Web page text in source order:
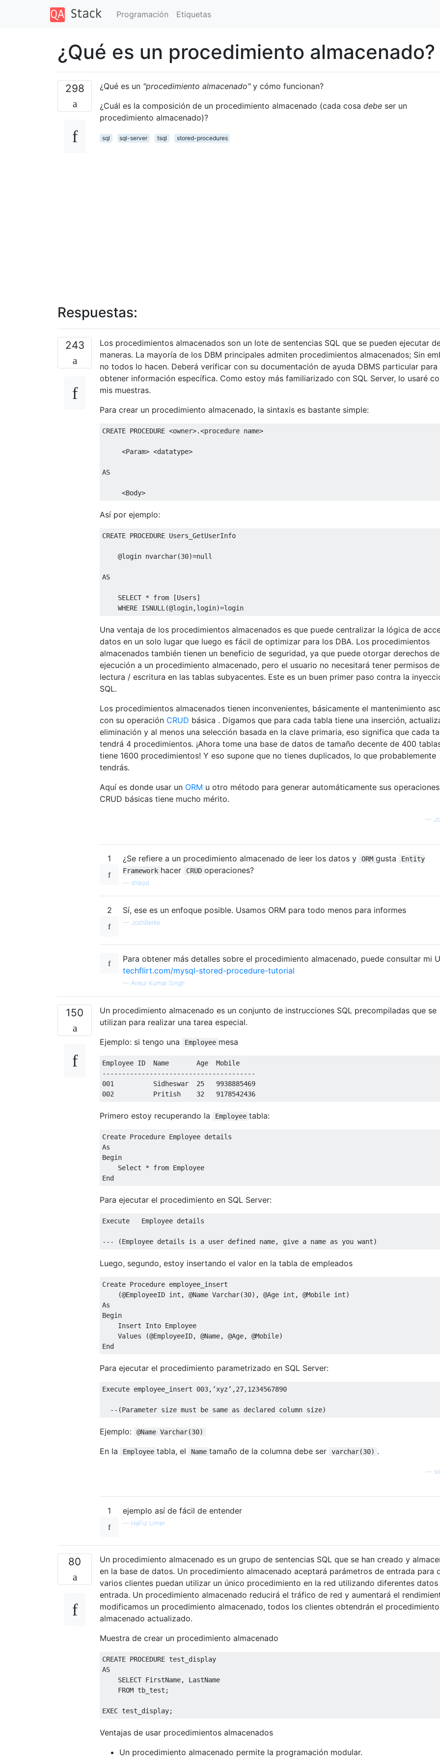
Programación Etiquetas
¿Qué es un procedimiento almacenado?
298 ¿Qué es un "procedimiento almacenado"y cómo funcionan?
¿Cuál es la composición de un procedimiento almacenado (cada cosa debe ser un
procedimiento almacenado)?
sql sql-server tsql stored-procedures
Respuestas:
243
Los procedimientos almacenados son un lote de sentencias SQL que se pueden ejecutar
maneras. La mayoría de los DBM principales admiten procedimientos almacenados; Sin
no todos lo hacen. Deberá verificar con su documentación de ayuda DBMS particular para
obtener información específica. Como estoy más familiarizado con SQL Server, lo usaré
mis muestras.
Para crear un procedimiento almacenado, la sintaxis es bastante simple:
CREATE PROCEDURE <owner>.<procedure name>
<Param> <datatype>
AS
<Body>
Así por ejemplo:
CREATE PROCEDURE Users_GetUserInfo
@login nvarchar(30)=null
AS
SELECT * from [Users]
WHERE ISNULL (@login,login)=login
Una ventaja de los procedimientos almacenados es que puede centralizar la lógica de
datos en un solo lugar que luego es fácil de optimizar para los DBA. Los procedimientos
almacenados también tienen un beneficio de seguridad, ya que puede otorgar derechos de
ejecución a un procedimiento almacenado, pero el usuario no necesitará tener permisos de
lectura / escritura en las tablas subyacentes. Este es un buen primer paso contra la
SQL.
Los procedimientos almacenados tienen inconvenientes, básicamente el mantenimiento
con su operación CRUD básica . Digamos que para cada tabla tiene una inserción,
eliminación y al menos una selección basada en la clave primaria, eso significa que cada
tendrá 4 procedimientos. ¡Ahora tome una base de datos de tamaño decente de 400
tiene 1600 procedimientos! Y eso supone que no tienes duplicados, lo que probablemente
tendrás.
Aquí es donde usar un ORM u otro método para generar automáticamente sus operaciones
CRUD básicas tiene mucho mérito.
—
1 ¿Se refiere a un procedimiento almacenado de leer los datos y ORM gusta
Entity
Framework hacer CRUD operaciones?
shaijut
2 Sí, ese es un enfoque posible. Usamos ORM para todo menos para informes
— JoshBerke
Para obtener más detalles sobre el procedimiento almacenado, puede consultar mi
techflirt.com/mysql-stored-procedure-tutorial
— Ankur Kumar Singh
150
Un procedimiento almacenado es un conjunto de instrucciones SQL precompiladas que se
utilizan para realizar una tarea especial.
Ejemplo: si tengo una
Employee mesa
---------------------------------------
001
          Sidheswar
25
9938885469
002
          Pritish
32 9178542436
Primero estoy recuperando la Employee tabla:
Create Procedure
As
Begin
Select
* from
End
Para ejecutar el procedimiento en SQL Server:
Execute
   Employee details
--- (Employee details is a user defined name, give a name as you want)
Luego, segundo, estoy insertando el valor en la tabla de empleados
Create Procedure employee_insert
(@EmployeeID int , @Name Varchar(30), @Age int , @Mobile int)
As
Begin
Insert
Into Employee
Values
(@EmployeeID, @Name, @Age, @Mobile)
End
Para ejecutar el procedimiento parametrizado en SQL Server:
Execute employee_insert 003,’xyz’,27,1234567890
--(Parameter size must be same as declared column size)
Ejemplo: @Name Varchar(30)
En la Employee tabla, el Name tamaño de la columna debe ser varchar(30) .
1 ejemplo así de fácil de entender
— HaFiz Umer
80
Un procedimiento almacenado es un grupo de sentencias SQL que se han creado y
en la base de datos. Un procedimiento almacenado aceptará parámetros de entrada para
varios clientes puedan utilizar un único procedimiento en la red utilizando diferentes datos
entrada. Un procedimiento almacenado reducirá el tráfico de red y aumentará el
modificamos un procedimiento almacenado, todos los clientes obtendrán el procedimiento
almacenado actualizado.
Muestra de crear un procedimiento almacenado
CREATE PROCEDURE
AS
SELECT FirstName,
LastName
FROM tb_test ;
EXEC test_display;
Ventajas de usar procedimientos almacenados
Un procedimiento almacenado permite la programación modular.